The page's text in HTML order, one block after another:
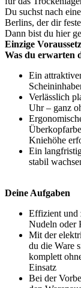
Du suchst nach
Berlins, der dir
Dann bist du hier
Einzige
Was du erwarten
Ein
Verlässlich
Uhr – ganz
Kniehöhe
Ein
stabil
Deine Aufgaben
Effizient und
Nudeln oder
Mit der
du die Ware
komplett
Einsatz
Bei der